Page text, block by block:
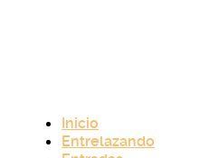
Inicio
Entrelazando